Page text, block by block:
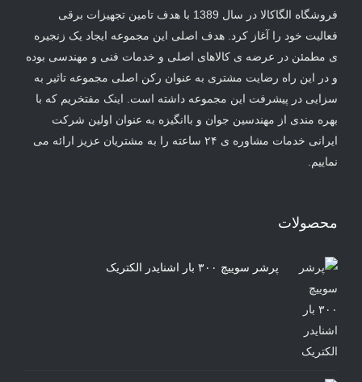
فروشگاه الگاکالا در سال 1389 با هدف تامین تجهیزات برقی
فعالیت خود را آغاز کرد. هدف اصلی این مجموعه ایجاد یک زنجیره
ی مطمئن در عرضه ی کالاهای اصلی و خدمات فنی و مهندسی بوده
و در این راه رضایت مشتری به عنوان رکن اصلی مجموعه تاثیر به
سزایی در پیشرفت این مجموعه داشته است. اینک مفتخریم که با
بهره مندی از مهندسین جوان و باانگیزه به عنوان اولین شرکت
ایرانی خدمات مشاوره ی ۲۴ ساعته را به مشتریان عزیز ارائه می
نماییم.
محصولات
پرشر سوییچ ۳۰۰ بار اشنایدر الکتریک